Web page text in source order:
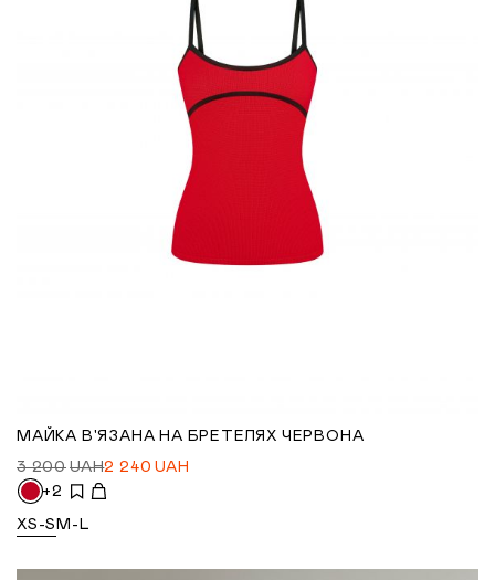
МАЙКА В'ЯЗАНА НА БРЕТЕЛЯХ ЧЕРВОНА
3 200 UAH2 240 UAH
+2
XS-S M-L